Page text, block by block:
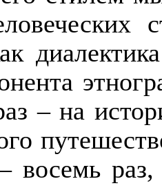
– на
восемь раз,